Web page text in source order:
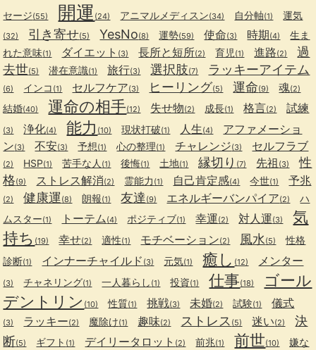
セージ(55) 開運 (24) アニマルメディスン(34) 自分軸(1) 運気
(32) 引き寄せ(5) YesNo(8) 運勢(59) 使命(3) 時期(4)
生ま
れた意味(1) ダイエット (3) 長所と短所(2) 育児 (1) 進路(2)
過
去世(5) 潜在意識(1) 旅行(3) 選択肢(7) ラッキーアイテム
(6) インコ (1) セルフケア(3) ヒーリング(5) 運命(9) 魂(2)
結婚(40) 運命の相手(12) 失せ物(2) 成長(1) 格言(2) 試練
(3) 浄化(4) 能力 (10) 現状打破(1) 人生(4)
アファメーショ
ン(3) 不安(3) 予想(1) 心の整理(1) チャレンジ(3) セルフラブ
(2) HSP(1) 苦手な人 (1) 後悔(1) 土地(1) 縁切り (7) 先祖 (3)
性
格(9) ストレス解消(2) 霊能力 (1) 自己肯定感(4) 今世(1) 予兆
(2) 健康運(8) 朗報(1) 友達 (9) エネルギーバンパイア(2)
ハ
ムスター(1) トーテム (4) ポジティブ(1) 幸運(2) 対人運(3)
気
持ち (19) 幸せ(2) 適性(1) モチベーション(2) 風水(5)
性格
診断(1) インナーチャイルド (3) 元気(1) 癒し (12) メンター
(3) チャネリング(1) 一人暮らし (1) 投資(1) 仕事(18)
ゴール
デントリン (10) 性質(1) 挑戦(3) 未婚(2) 試験(1) 儀式
(3) ラッキー(2) 魔除け(1) 趣味(2) ストレス (5) 迷い(2)
決
断(5) ギフト (1) デイリータロット (2) 前兆(1) 前世(10)
嫌な